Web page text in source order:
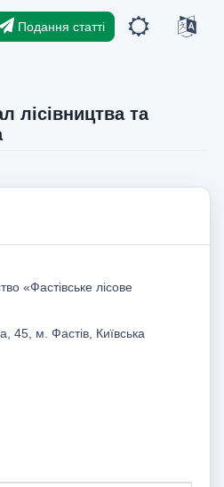
Подання статті
лісівництва та
«Фастівське лісове
45, м. Фастів, Київська